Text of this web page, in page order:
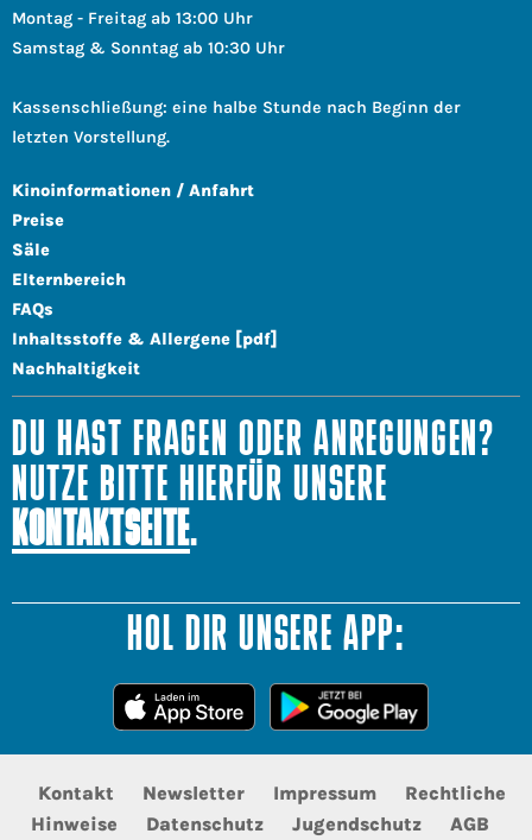
Montag - Freitag ab 13:00 Uhr
Samstag & Sonntag ab 10:30 Uhr
Kassenschließung: eine halbe Stunde nach Beginn der
letzten Vorstellung.
Kinoinformationen / Anfahrt
Preise
Säle
Elternbereich
FAQs
Inhaltsstoffe & Allergene [pdf]
Nachhaltigkeit
DU HAST FRAGEN ODER ANREGUNGEN?
NUTZE BITTE HIERFÜR UNSERE
KONTAKTSEITE.
HOL DIR UNSERE APP:
Kontakt Newsletter Impressum
Rechtliche
Hinweise
Datenschutz Jugendschutz AGB